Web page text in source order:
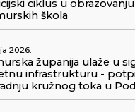
ciklus u
škola
2026.
županija ulaže u
infrastrukturu -
kružnog toka u